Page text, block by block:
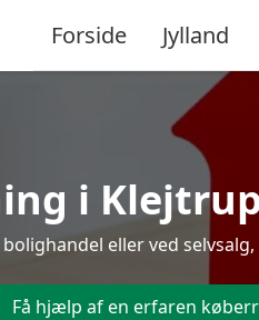
Forside Jylland
i
eller ved
Få hjælp af en erfaren